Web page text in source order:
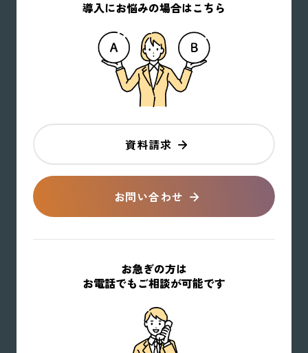
導入にお悩みの場合はこちら
資料請求
お問い合わせ
お急ぎの方は
お電話でもご相談が可能です